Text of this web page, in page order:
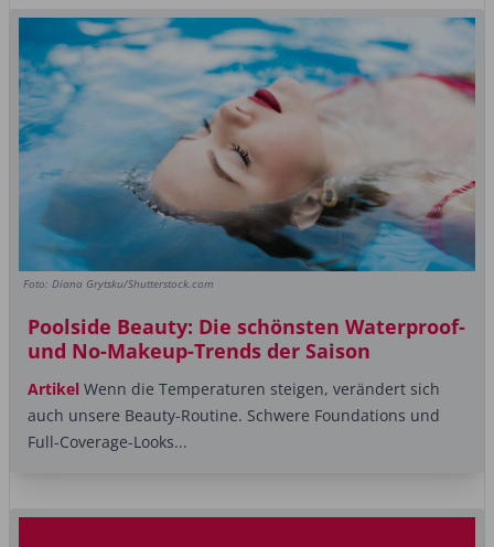
Foto: Diana Grytsku/Shutterstock.com
Poolside Beauty: Die schönsten Waterproof-
und No-Makeup-Trends der Saison
Artikel Wenn die Temperaturen steigen, verändert sich
auch unsere Beauty-Routine. Schwere Foundations und
Full-Coverage-Looks...